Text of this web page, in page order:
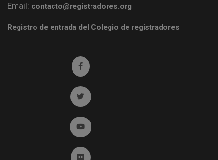
Email: contacto@registradores.org
Registro de entrada del Colegio de registradores
Ir a facebook (abre en ventana nueva)
Ir a twitter (abre en ventana nueva)
Ir a YouTube (abre en ventana nueva)
Ir a Flickr (abre en ventana nueva)